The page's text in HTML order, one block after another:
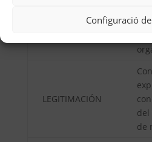
Configuració
LEGITIMACIÓN
del
de